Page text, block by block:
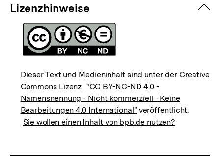
Lizenzhinweise
Dieser Text und Medieninhalt sind unter der Creative
Commons Lizenz "CC BY-NC-ND 4.0 -
Namensnennung - Nicht kommerziell - Keine
Bearbeitungen 4.0 International" veröffentlicht.
Sie wollen einen Inhalt von bpb.de nutzen?